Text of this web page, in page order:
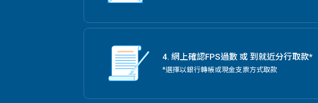
4. 網上確認FPS過數 或 到就近分行取款*
*選擇以銀行轉帳或現金支票方式取款